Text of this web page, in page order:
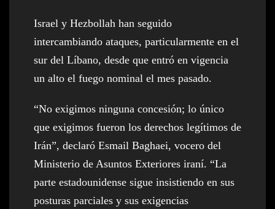
Israel y Hezbollah han seguido
intercambiando ataques, particularmente en el
sur del Líbano, desde que entró en vigencia
un alto el fuego nominal el mes pasado.
“No exigimos ninguna concesión; lo único
que exigimos fueron los derechos legítimos de
Irán”, declaró Esmail Baghaei, vocero del
Ministerio de Asuntos Exteriores iraní. “La
parte estadounidense sigue insistiendo en sus
posturas parciales y sus exigencias